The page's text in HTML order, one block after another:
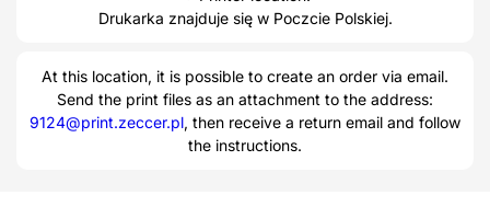
Drukarka znajduje się w Poczcie Polskiej.
At this location, it is possible to create an order via email.
Send the print files as an attachment to the address:
9124@print.zeccer.pl, then receive a return email and follow
the instructions.